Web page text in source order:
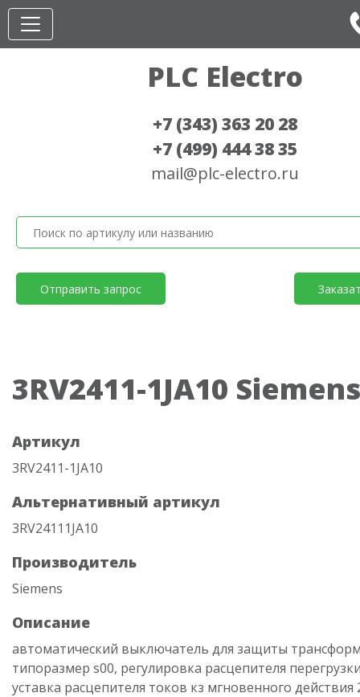
PLC Electro
+7 (343) 363 20 28
+7 (499) 444 38 35
mail@plc-electro.ru
Отправить запрос
3RV2411-1JA10 Siemens
Артикул
3RV2411-1JA10
Альтернативный артикул
3RV24111JA10
Производитель
Siemens
Описание
автоматический выключатель для защиты
типоразмер s00, регулировка расцепителя
уставка расцепителя токов кз мгновенного действия